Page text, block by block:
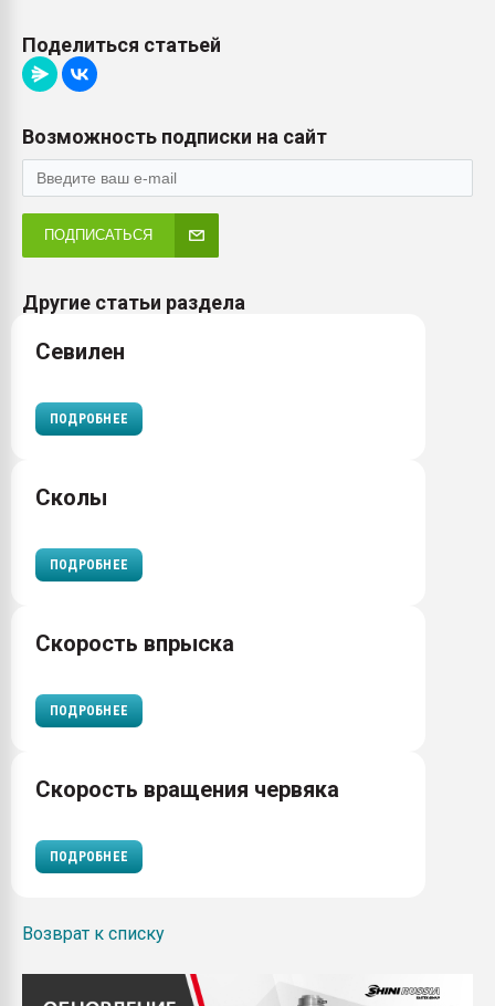
Поделиться статьей
Возможность подписки на сайт
ПОДПИСАТЬСЯ
Другие статьи раздела
Севилен
ПОДРОБНЕЕ
Сколы
ПОДРОБНЕЕ
Скорость впрыска
ПОДРОБНЕЕ
Скорость вращения червяка
ПОДРОБНЕЕ
Возврат к списку